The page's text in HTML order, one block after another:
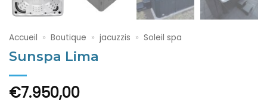
Accueil » Boutique » jacuzzis » Soleil spa
Sunspa Lima
€7.950,00